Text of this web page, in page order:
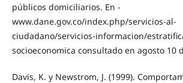
públicos domiciliarios. En -
www.dane.gov.co/index.php/servicios-al-
ciudadano/servicios-informacion/
socioeconomica consultado en agosto 10
Davis, K. y Newstrom, J. (1999).